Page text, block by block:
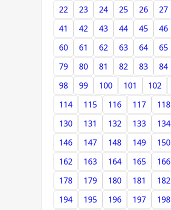
22
23 24 25 26 27
41
42 43 44 45 46
60
61 62 63 64 65
79
80 81 82 83 84
98
99 100 101 102
114
115 116 117 118
130
131 132 133 134
146
147 148 149 150
162
163 164 165 166
178
179 180 181 182
194
195 196 197 198